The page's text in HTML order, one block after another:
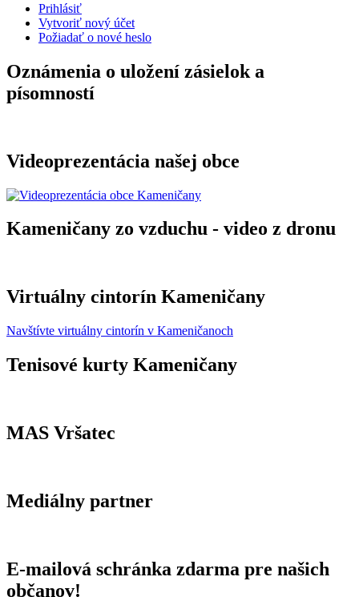
Prihlásiť
Vytvoriť nový účet
Požiadať o nové heslo
Oznámenia o uložení zásielok a
písomností
Videoprezentácia našej obce
Kameničany zo vzduchu - video z dronu
Virtuálny cintorín Kameničany
Navštívte virtuálny cintorín v Kameničanoch
Tenisové kurty Kameničany
MAS Vršatec
Mediálny partner
E-mailová schránka zdarma pre našich
občanov!